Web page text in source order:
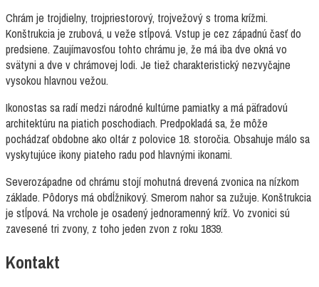
Chrám je trojdielny, trojpriestorový, trojvežový s troma krížmi.
Konštrukcia je zrubová, u veže stĺpová. Vstup je cez západnú časť do
predsiene. Zaujímavosťou tohto chrámu je, že má iba dve okná vo
svätyni a dve v chrámovej lodi. Je tiež charakteristický nezvyčajne
vysokou hlavnou vežou.
Ikonostas sa radí medzi národné kultúrne pamiatky a má päťradovú
architektúru na piatich poschodiach. Predpokladá sa, že môže
pochádzať obdobne ako oltár z polovice 18. storočia. Obsahuje málo sa
vyskytujúce ikony piateho radu pod hlavnými ikonami.
Severozápadne od chrámu stojí mohutná drevená zvonica na nízkom
základe. Pôdorys má obdĺžnikový. Smerom nahor sa zužuje. Konštrukcia
je stĺpová. Na vrchole je osadený jednoramenný kríž. Vo zvonici sú
zavesené tri zvony, z toho jeden zvon z roku 1839.
Kontakt